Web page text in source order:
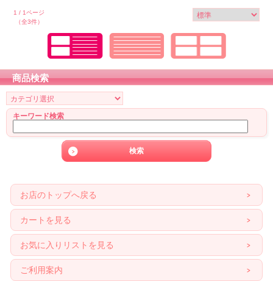
1 / 1ページ
（全3件）
商品検索
キーワード検索
お店のトップへ戻る
カートを見る
お気に入りリストを見る
ご利用案内